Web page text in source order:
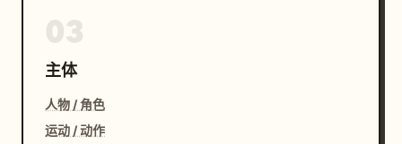
主体
人物 / 角色
运动 / 动作